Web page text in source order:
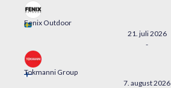
Fenix Outdoor
21. juli 2026
-
Tokmanni Group
7. august 2026